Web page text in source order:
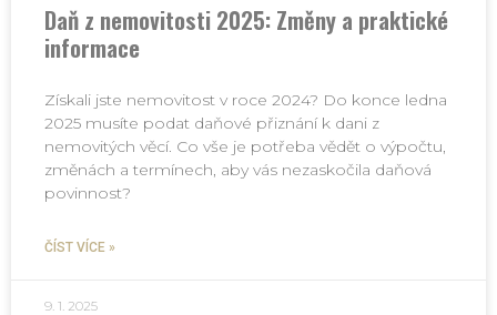
Daň z nemovitosti 2025: Změny a praktické
informace
Získali jste nemovitost v roce 2024? Do konce ledna
2025 musíte podat daňové přiznání k dani z
nemovitých věcí. Co vše je potřeba vědět o výpočtu,
změnách a termínech, aby vás nezaskočila daňová
povinnost?
ČÍST VÍCE »
9. 1. 2025